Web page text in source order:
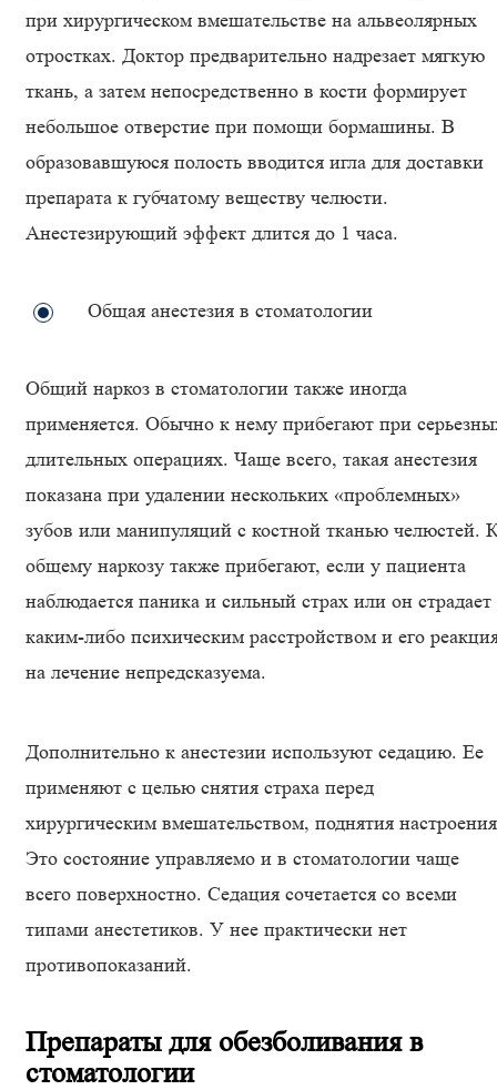
при хирургическом вмешательстве на альвеолярных
отростках. Доктор предварительно надрезает мягкую
ткань, а затем непосредственно в кости формирует
небольшое отверстие при помощи бормашины. В
образовавшуюся полость вводится игла для доставки
препарата к губчатому веществу челюсти.
Анестезирующий эффект длится до 1 часа.
Общая анестезия в стоматологии
Общий наркоз в стоматологии также иногда
применяется. Обычно к нему прибегают при
длительных операциях. Чаще всего, такая анестезия
показана при удалении нескольких «проблемных»
зубов или манипуляций с костной тканью челюстей.
общему наркозу также прибегают, если у пациента
наблюдается паника и сильный страх или он страдает
каким-либо психическим расстройством и его
на лечение непредсказуема.
Дополнительно к анестезии используют седацию. Ее
применяют с целью снятия страха перед
хирургическим вмешательством, поднятия
Это состояние управляемо и в стоматологии чаще
всего поверхностно. Седация сочетается со всеми
типами анестетиков. У нее практически нет
противопоказаний.
Препараты для обезболивания в
стоматологии